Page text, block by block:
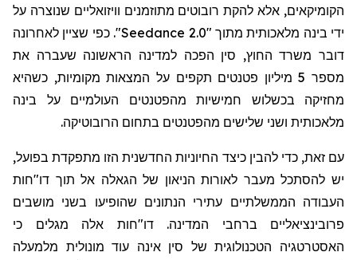
הקומיקאים, אלא להקת רובוטים מתוזמנים וויזואליים שנוצרה על
ידי בינה מלאכותית מתוך "Seedance 2.0". כפי שציין לאחרונה
דובר משרד החוץ, סין הפכה למדינה הראשונה שעברה את
מספר 5 מיליון פטנטים
תקפים על המצאות מקומיות, כשהיא
מחזיקה בכשלוש חמישיות מהפטנטים העולמיים על בינה
מלאכותית ושני שלישים מהפטנטים בתחום הרובוטיקה.
עם זאת, כדי להבין כיצד החיוניות החדשניתהזו מתפקדת בפועל,
יש להסתכל מעבר לאורות הניאון של הגאלה אל תוך דו"חות
העבודה הממשלתיים עתירי הנתונים שהופיעו בשני מושבים
פרובינציאליים ברחבי המדינה. דו"חות אלה מגלים כי
האסטרטגיה הטכנולוגית של סין אינה עוד מונולית מלמעלה